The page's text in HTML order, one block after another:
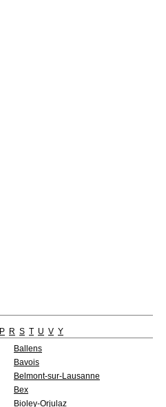
P R S T U V Y
Ballens
Bavois
Belmont-sur-Lausanne
Bex
Bioley-Orjulaz